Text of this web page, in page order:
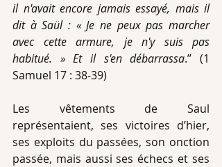
il n'avait encore jamais essayé, mais il
dit à Saül : « Je ne peux pas marcher
avec cette armure, je n'y suis pas
habitué. » Et il s'en débarrassa.’’ (1
Samuel 17 : 38-39)
Les vêtements de Saul
représentaient, ses victoires d’hier,
ses exploits du passées, son onction
passée, mais aussi ses échecs et ses